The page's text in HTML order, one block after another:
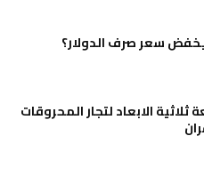
سعر صرف الدولار؟
الابعاد لتجار المحروقات